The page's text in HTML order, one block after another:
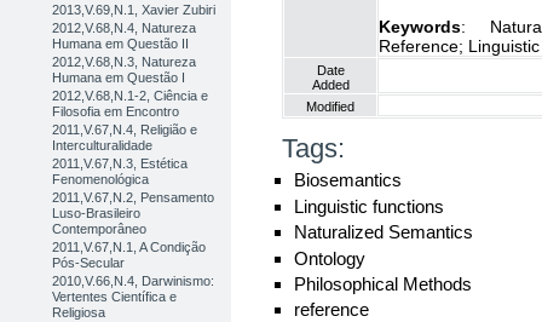
2013,V.69,N.1, Xavier Zubiri
2012,V.68,N.4, Natureza
Humana em Questão II
2012,V.68,N.3, Natureza
Humana em Questão I
2012,V.68,N.1-2, Ciência e
Filosofia em Encontro
2011,V.67,N.4, Religião e
Interculturalidade
2011,V.67,N.3, Estética
Fenomenológica
2011,V.67,N.2, Pensamento
Luso-Brasileiro
Contemporâneo
2011,V.67,N.1, A Condição
Pós-Secular
2010,V.66,N.4, Darwinismo:
Vertentes Científica e
Religiosa
Keywords:
Reference;
Date
Added
Modified
Tags:
Biosemantics
Linguistic functions
Naturalized Semantics
Ontology
Philosophical Methods
reference